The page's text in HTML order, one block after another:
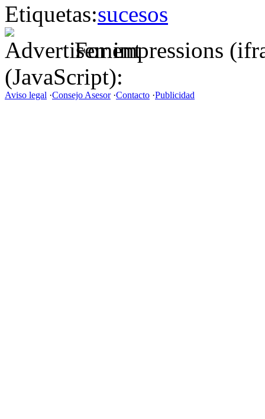
Etiquetas:sucesos
For impressions
(JavaScript):
Aviso legal ·Consejo Asesor·Contacto ·Publicidad